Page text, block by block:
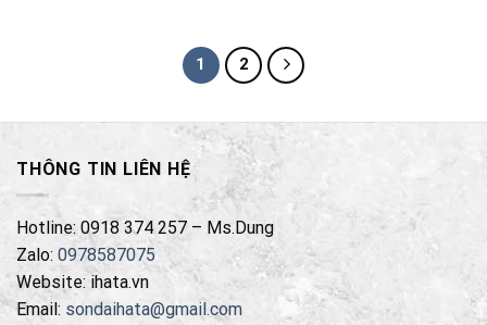
1 2
THÔNG TIN LIÊN HỆ
Hotline: 0918 374 257 – Ms.Dung
Zalo: 0978587075
Website: ihata.vn
Email: sondaihata@gmail.com